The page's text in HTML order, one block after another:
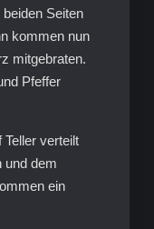
Seiten
kommen nun
mitgebraten.
Pfeffer
verteilt
und dem
ein